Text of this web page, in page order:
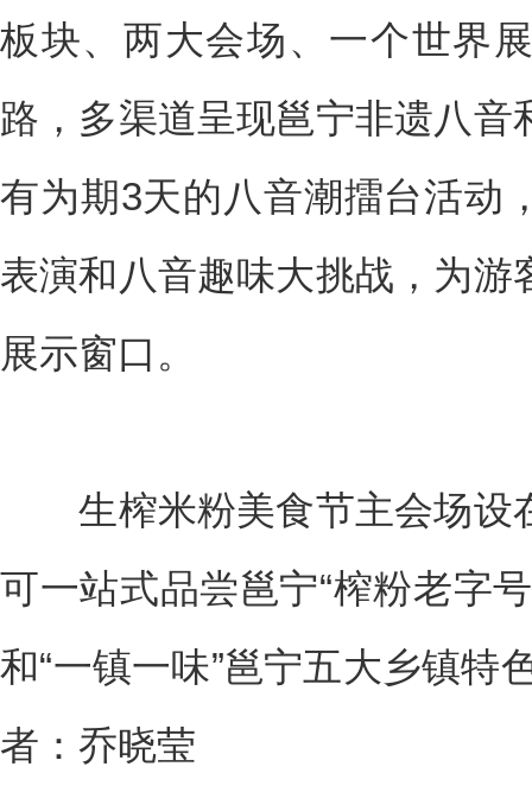
板块、两大会场、一个世界
路，多渠道呈现邕宁非遗八
有为期3天的八音潮擂台活动
表演和八音趣味大挑战，为
展示窗口。
生榨米粉美食节主会场设
可一站式品尝邕宁“榨粉老字
和“一镇一味”邕宁五大乡镇特
者：乔晓莹